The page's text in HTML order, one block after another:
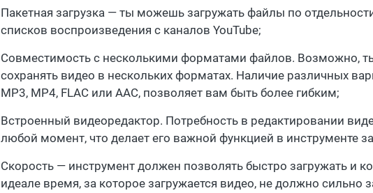
Пакетная загрузка — ты можешь загружать файлы по
списков воспроизведения с каналов YouTube;
Совместимость с несколькими форматами файлов. Возможно,
сохранять видео в нескольких форматах. Наличие различных
MP3, MP4, FLAC или AAC, позволяет вам быть более гибким;
Встроенный видеоредактор. Потребность в редактировании
любой момент, что делает его важной функцией в инструменте
Скорость — инструмент должен позволять быстро загружать и
идеале время, за которое загружается видео, не должно сильно